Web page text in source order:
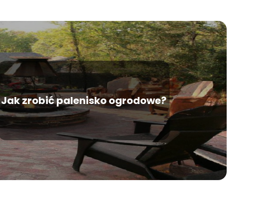
Jak zrobić palenisko ogrodowe?